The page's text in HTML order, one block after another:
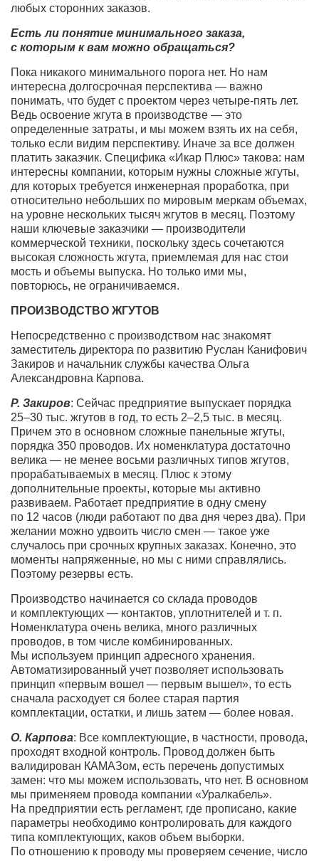
любых сторонних заказов.
Есть ли понятие минимального заказа,
с которым к вам можно обращаться?
Пока никакого минимального порога нет. Но нам
интересна долгосрочная перспектива — важно
понимать, что будет с проектом через четыре-пять лет.
Ведь освоение жгута в производстве — это
определенные затраты, и мы можем взять их на себя,
только если видим перспективу. Иначе за все должен
платить заказчик. Специфика «Икар Плюс» такова: нам
интересны компании, которым нужны сложные жгуты,
для которых требуется инженерная проработка, при
относительно небольших по мировым меркам объемах,
на уровне нескольких тысяч жгутов в месяц. Поэтому
наши ключевые заказчики — производители
коммерческой техники, поскольку здесь сочетаются
высокая сложность жгута, приемлемая для нас стои
мость и объемы выпуска. Но только ими мы,
повторюсь, не ограничиваемся.
ПРОИЗВОДСТВО ЖГУТОВ
Непосредственно с производством нас знакомят
заместитель директора по развитию Руслан Канифович
Закиров и начальник службы качества Ольга
Александровна Карпова.
Р. Закиров: Сейчас предприятие выпускает порядка
25–30 тыс. жгутов в год, то есть 2–2,5 тыс. в месяц.
Причем это в основном сложные панельные жгуты,
порядка 350 проводов. Их номенклатура достаточно
велика — не менее восьми различных типов жгутов,
прорабатываемых в месяц. Плюс к этому
дополнительные проекты, которые мы активно
развиваем. Работает предприятие в одну смену
по 12 часов (люди работают по два дня через два). При
желании можно удвоить число смен — такое уже
случалось при срочных крупных заказах. Конечно, это
моменты напряженные, но мы с ними справлялись.
Поэтому резервы есть.
Производство начинается со склада проводов
и комплектующих — контактов, уплотнителей и т. п.
Номенклатура очень велика, много различных
проводов, в том числе комбинированных.
Мы используем принцип адресного хранения.
Автоматизированный учет позволяет использовать
принцип «первым вошел — первым вышел», то есть
сначала расходует ся более старая партия
комплектации, остатки, и лишь затем — более новая.
О. Карпова: Все комплектующие, в частности, провода,
проходят входной контроль. Провод должен быть
валидирован КАМАЗом, есть перечень допустимых
замен: что мы можем использовать, что нет. В основном
мы применяем провода компании «Уралкабель».
На предприятии есть регламент, где прописано, какие
параметры необходимо контролировать для каждого
типа комплектующих, каков объем выборки.
По отношению к проводу мы проверяем сечение, число